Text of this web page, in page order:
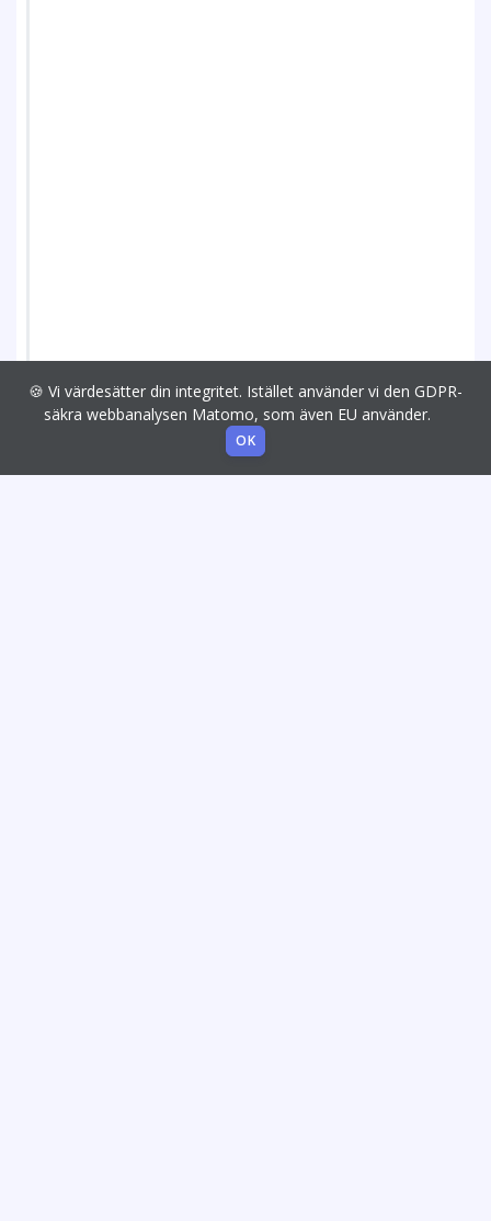
🍪 Vi värdesätter din integritet. Istället använder vi den GDPR-
säkra webbanalysen Matomo, som även EU använder.
OK